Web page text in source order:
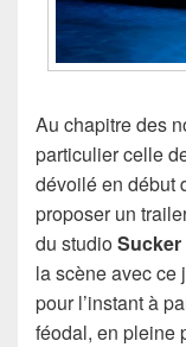
Au chapitre des
particulier celle
dévoilé en début
proposer un
du studio
la scène avec ce
pour l’instant à
féodal, en pleine